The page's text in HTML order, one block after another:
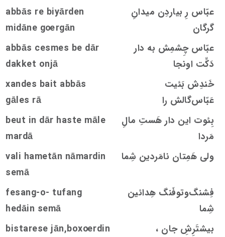
عبّاس رِ بیاردِن ميدانِ
گرگان
abbās re biyārden
midāne goergān
عبّاس چِشمِش به دار
دَکِّت اونجا
abbās cesmes be dār
dakket onjā
خَندِش بَئیت
عَبّاس‌گالش را
xandes bait abbās
gāles rā
بِئوت این دار هَستِ مالِ
مَردا
beut in dār haste māle
mardā
ولی هَمِتان نامَردین شِما
vali hametān nāmardin
semā
فِشنگ‌و‌توفَنگ هِدائین
شِما
fesang-o- tufang
hedāin semā
بیشتَرِشِ جان ،
bistarese jān,boxoerdin